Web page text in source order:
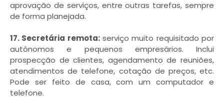
aprovação de serviços, entre outras tarefas, sempre
de forma planejada.
17. Secretária remota:serviço muito requisitado por
autônomos e pequenos empresários. Inclui
prospecção de clientes, agendamento de reuniões,
atendimentos de telefone, cotação de preços, etc.
Pode ser feito de casa, com um computador e
telefone.